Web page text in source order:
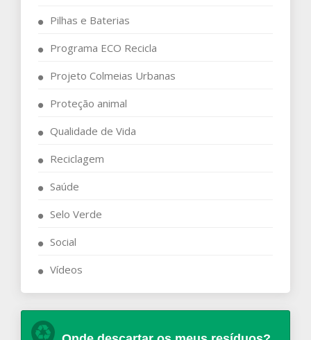
Pilhas e Baterias
Programa ECO Recicla
Projeto Colmeias Urbanas
Proteção animal
Qualidade de Vida
Reciclagem
Saúde
Selo Verde
Social
Vídeos